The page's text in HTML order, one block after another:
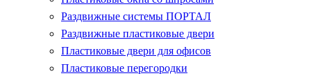
Раздвижные системы ПОРТАЛ
Раздвижные пластиковые двери
Пластиковые двери для офисов
Пластиковые перегородки